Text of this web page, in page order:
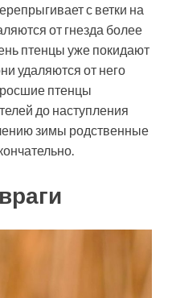
с ветки на
от гнезда более
птенцы уже покидают
удаляются от него
птенцы
до наступления
зимы родственные